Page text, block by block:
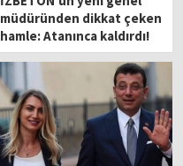
müdüründen dikkat çeken
hamle: Atanınca kaldırdı!